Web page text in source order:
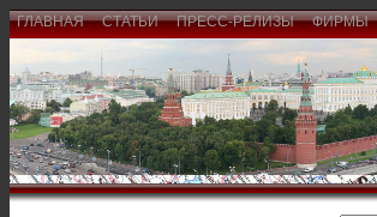
ГЛАВНАЯ СТАТЬИ ПРЕСС-РЕЛИЗЫ ФИРМЫ